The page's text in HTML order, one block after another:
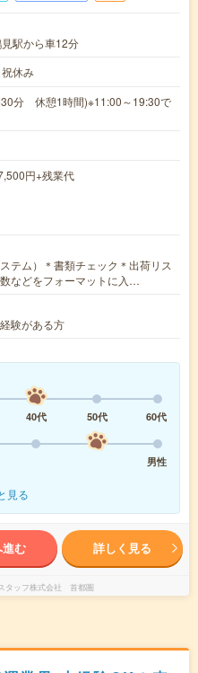
駅から車12分
休み
分 休憩1時間)※11:00～19:30で
円+残業代
テム）＊書類チェック＊出荷リス
などをフォーマットに入…
験がある方
40代 50代
60代
男性
見る
む 詳しく見る
タッフ株式会社 首都圏